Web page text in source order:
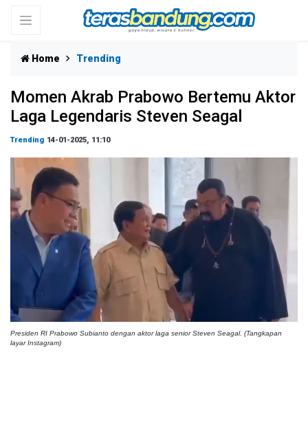
Home Trending
Momen Akrab Prabowo Bertemu Aktor
Laga Legendaris Steven Seagal
Trending 14-01-2025, 11:10
Presiden RI Prabowo Subianto dengan aktor laga senior Steven Seagal. (Tangkapan
layar Instagram)